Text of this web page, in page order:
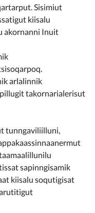
Sisimiut
kiisalu
akornanni Inuit
arlalinnik
takornarialerisut
tunngaviliilluni,
sapinngisamik
kiisalu soqutigisat